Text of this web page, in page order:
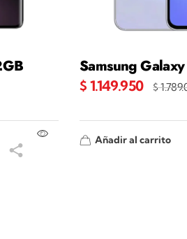
Samsung
$ 1.149.950 $
Añadir al carrito